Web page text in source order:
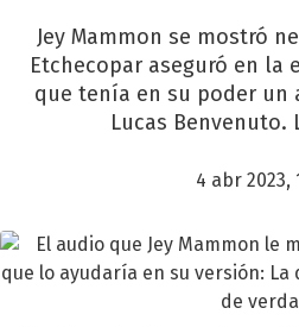
Jey Mammon se mostró
Etchecopar aseguró en la
que tenía en su poder un
Lucas Benvenuto.
4 abr 2023,